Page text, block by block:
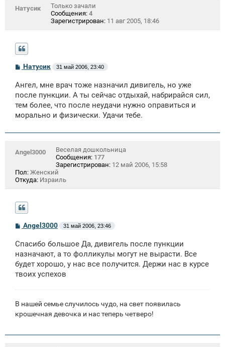
Натусик
Только зачали
Сообщения: 4
Зарегистрирован: 11 авг 2005, 18:46
С
б
щ
н
и
Натусик 31 май 2006, 23:40
Ангел, мне врач тоже назначил дивигель, но уже
после пункции. А ты сейчас отдыхай, набрирайся сил,
тем более, что после неудачи нужно оправиться и
морально и физически. Удачи тебе.
Angel3000
Веселая дошкольница
Сообщения: 177
Зарегистрирован: 12 май 2006, 15:58
Пол: Женский
Откуда: Израиль
С
б
щ
н
и
Angel3000 31 май 2006, 23:46
Спасибо большое Да, дивигель после пункции
назначают, а то фолликулы могут не вырасти. Все
будет хорошо, у нас все получится. Держи нас в курсе
твоих успехов
В нашей семье случилось чудо, на свет появилась
крошечная девочка и нас теперь четверо!